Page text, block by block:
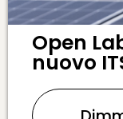
Open
nuovo